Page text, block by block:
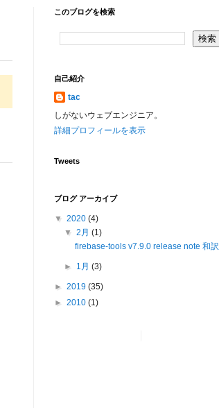
このブログを検索
自己紹介
tac
しがないウェブエンジニア。
詳細プロフィールを表示
Tweets
ブログ アーカイブ
▼ 2020 (4)
▼2月(1)
firebase-tools v7.9.0 release note 和訳
► 1月(3)
► 2019 (35)
► 2010 (1)